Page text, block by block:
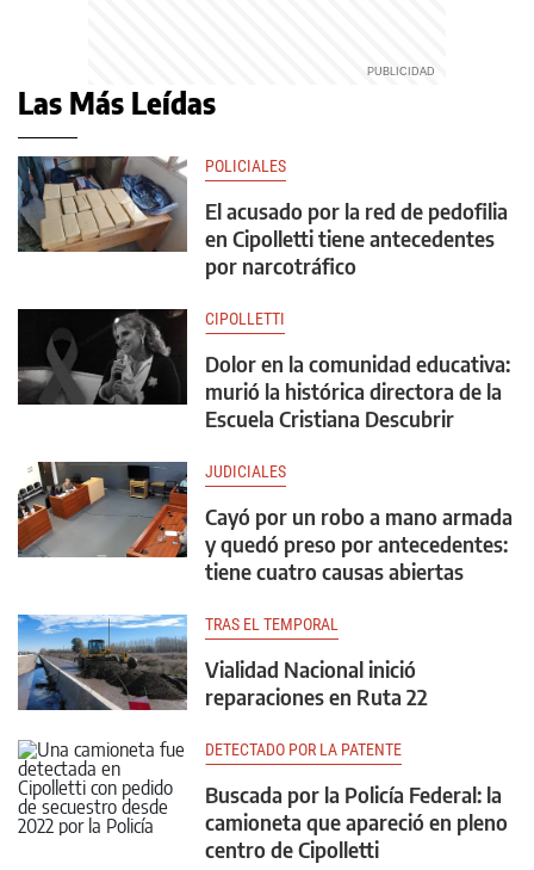
Las Más Leídas
POLICIALES
El acusado por la red de pedofilia
en Cipolletti tiene antecedentes
por narcotráfico
CIPOLLETTI
Dolor en la comunidad educativa:
murió la histórica directora de la
Escuela Cristiana Descubrir
JUDICIALES
Cayó por un robo a mano armada
y quedó preso por antecedentes:
tiene cuatro causas abiertas
TRAS EL TEMPORAL
Vialidad Nacional inició
reparaciones en Ruta 22
DETECTADO POR LA PATENTE
Buscada por la Policía Federal: la
camioneta que apareció en pleno
centro de Cipolletti